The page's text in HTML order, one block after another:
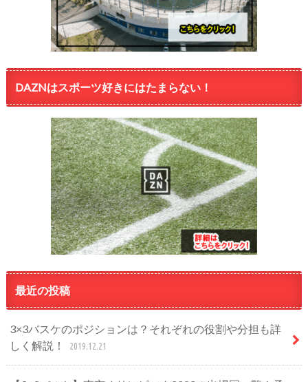
DAZNはスポーツ好きにはたまらない！
最近の投稿
3×3バスケのポジションは？それぞれの役割や分担も詳
しく解説！
2019.12.21